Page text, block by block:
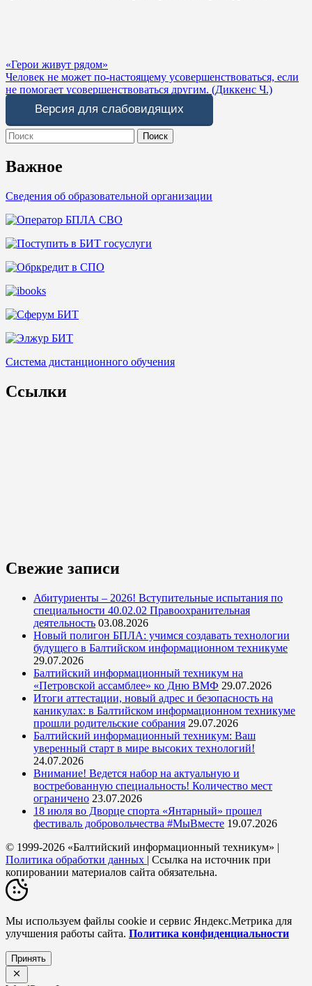
Навигация
по
записям
«Герои живут рядом»
Человек не может по-настоящему усовершенствоваться, если
не помогает усовершенствоваться другим. (Диккенс Ч.)
Версия для слабовидящих
Search
for:
Важное
Сведения об образовательной организации
Система дистанционного обучения
Ссылки
Свежие записи
Абитуриенты – 2026! Вступительные испытания по
специальности 40.02.02 Правоохранительная
деятельность 03.08.2026
Новый полигон БПЛА: учимся создавать технологии
будущего в Балтийском информационном техникуме
29.07.2026
Балтийский информационный техникум на
«Петровской ассамблее» ко Дню ВМФ 29.07.2026
Итоги аттестации, новый адрес и безопасность на
каникулах: в Балтийском информационном техникуме
прошли родительские собрания 29.07.2026
Балтийский информационный техникум: Ваш
уверенный старт в мире высоких технологий!
24.07.2026
Внимание! Ведется набор на актуальную и
востребованную специальность! Количество мест
ограничено 23.07.2026
18 июля во Дворце спорта «Янтарный» прошел
фестиваль добровольчества #МыВместе 19.07.2026
© 1999-2026 «Балтийский информационный техникум» |
Политика обработки данных | Ссылка на источник при
копировании материалов сайта обязательна.
Мы используем файлы cookie и сервис Яндекс.Метрика для
улучшения работы сайта. Политика конфиденциальности
Принять